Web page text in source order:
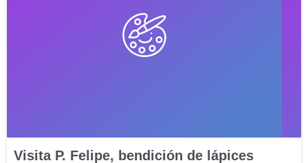
Visita P. Felipe, bendición de lápices